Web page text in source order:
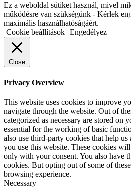
Ez a weboldal sütiket használ, mivel
működésre van szükségünk - Kérlek
maximális használhatóságáért.
Cookie beállítások Engedélyez
Close
Privacy Overview
This website uses cookies to improve
navigate through the website. Out of
categorized as necessary are stored on
essential for the working of basic
also use third-party cookies that help
you use this website. These cookies
only with your consent. You also have
cookies. But opting out of some of
browsing experience.
Necessary